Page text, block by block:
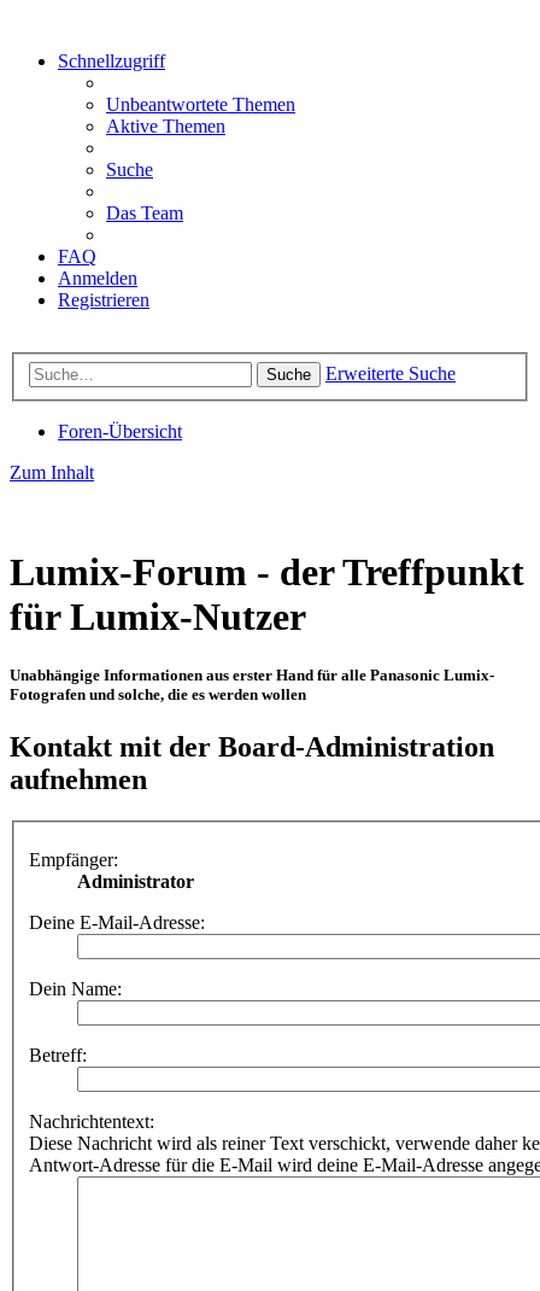
Schnellzugriff
Unbeantwortete Themen
Aktive Themen
Suche
Das Team
FAQ
Anmelden
Registrieren
Suche Erweiterte Suche
Foren-Übersicht
Zum Inhalt
Lumix-Forum - der Treffpunkt
für Lumix-Nutzer
Unabhängige Informationen aus erster Hand für alle Panasonic Lumix-
Fotografen und solche, die es werden wollen
Kontakt mit der Board-Administration
aufnehmen
Empfänger:
Administrator
Deine E-Mail-Adresse:
Dein Name:
Betreff:
Nachrichtentext:
Diese Nachricht wird als reiner Text verschickt, verwende daher
Antwort-Adresse für die E-Mail wird deine E-Mail-Adresse